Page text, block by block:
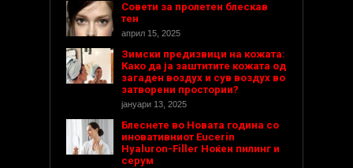
Совети за пролетен блескав
тен
април 15, 2025
Зимски предизвици на кожата:
Како да ја заштитите кожата од
загаден воздух и сув воздух во
затворени простории?
јануари 13, 2025
Блеснете во Новата година со
иновативниот Eucerin
Hyaluron-Filler Ноќен пилинг и
серум